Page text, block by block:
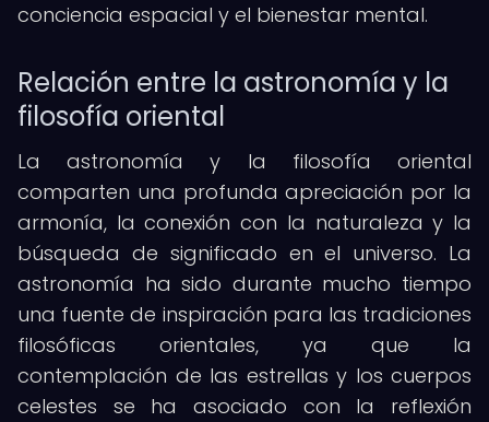
conciencia espacial y el bienestar mental.
Relación entre la astronomía y la
filosofía oriental
La astronomía y la filosofía oriental
comparten una profunda apreciación por la
armonía, la conexión con la naturaleza y la
búsqueda de significado en el universo. La
astronomía ha sido durante mucho tiempo
una fuente de inspiración para las tradiciones
filosóficas orientales, ya que la
contemplación de las estrellas y los cuerpos
celestes se ha asociado con la reflexión